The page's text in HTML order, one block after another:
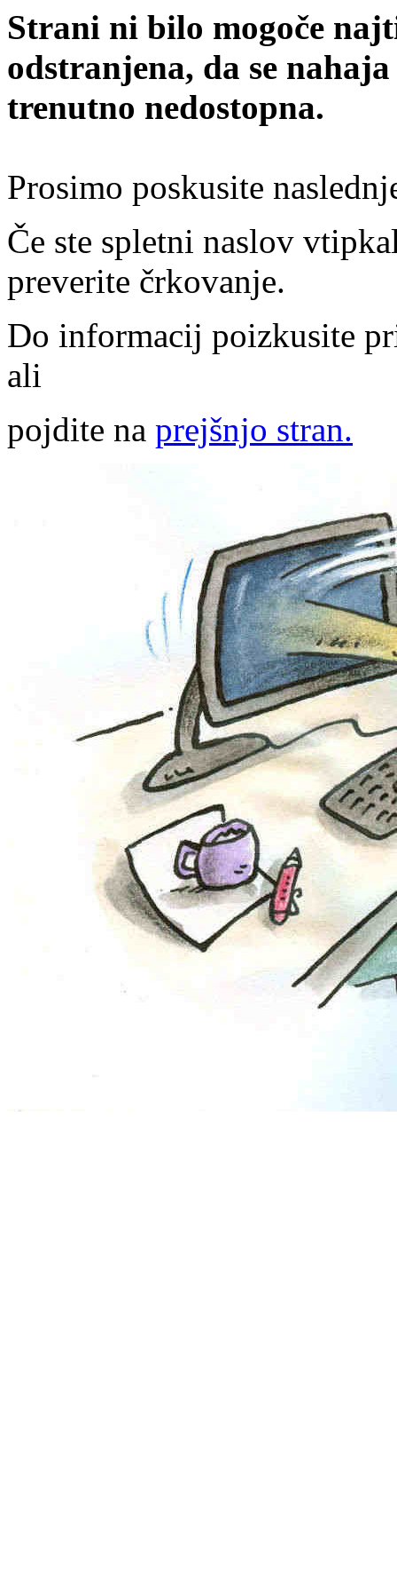
Strani ni bilo mogoče
odstranjena, da se
trenutno nedostopna.
Prosimo poskusite
Če ste spletni naslov
preverite črkovanje.
Do informacij poizkusite
ali
pojdite na prejšnjo stran.